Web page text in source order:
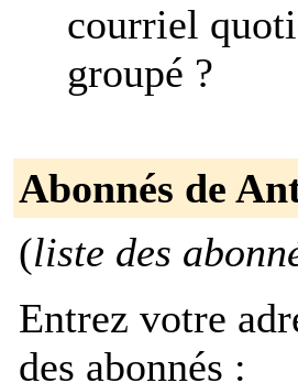
courriel
groupé ?
Abonnés de
(liste des
Entrez votre
des abonnés :